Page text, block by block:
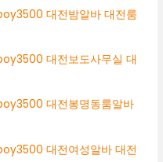
대전밤알바 대전룸
대전보도사무실 대
대전봉명동룸알바
대전여성알바 대전